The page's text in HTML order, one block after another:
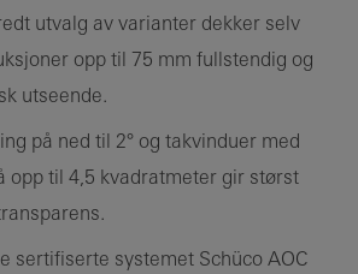
utvalg av varianter dekker selv
opp til 75 mm fullstendig og
utseende.
på ned til 2° og takvinduer med
opp til 4,5 kvadratmeter gir størst
sertifiserte systemet Schüco AOC